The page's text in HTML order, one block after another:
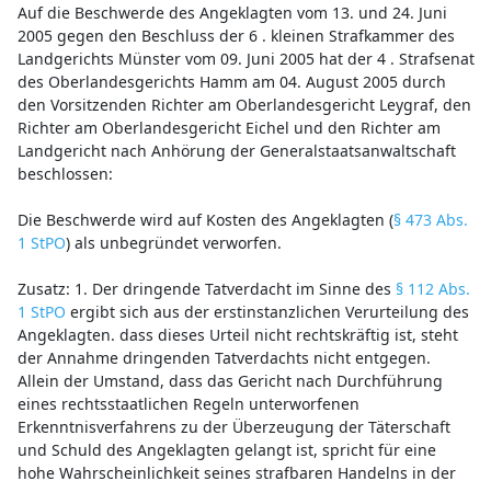
Auf die Beschwerde des Angeklagten vom 13. und 24. Juni
2005 gegen den Beschluss der 6 . kleinen Strafkammer des
Landgerichts Münster vom 09. Juni 2005 hat der 4 . Strafsenat
des Oberlandesgerichts Hamm am 04. August 2005 durch
den Vorsitzenden Richter am Oberlandesgericht Leygraf, den
Richter am Oberlandesgericht Eichel und den Richter am
Landgericht nach Anhörung der Generalstaatsanwaltschaft
beschlossen:
Die Beschwerde wird auf Kosten des Angeklagten (§ 473 Abs.
1 StPO) als unbegründet verworfen.
Zusatz: 1. Der dringende Tatverdacht im Sinne des § 112 Abs.
1 StPO ergibt sich aus der erstinstanzlichen Verurteilung des
Angeklagten. dass dieses Urteil nicht rechtskräftig ist, steht
der Annahme dringenden Tatverdachts nicht entgegen.
Allein der Umstand, dass das Gericht nach Durchführung
eines rechtsstaatlichen Regeln unterworfenen
Erkenntnisverfahrens zu der Überzeugung der Täterschaft
und Schuld des Angeklagten gelangt ist, spricht für eine
hohe Wahrscheinlichkeit seines strafbaren Handelns in der